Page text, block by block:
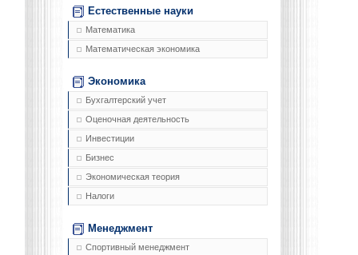
Естественные науки
Математика
Математическая экономика
Экономика
Бухгалтерский учет
Оценочная деятельность
Инвестиции
Бизнес
Экономическая теория
Налоги
Менеджмент
Спортивный менеджмент